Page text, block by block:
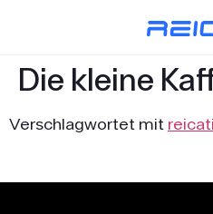
Die kleine
Verschlagwortet mit